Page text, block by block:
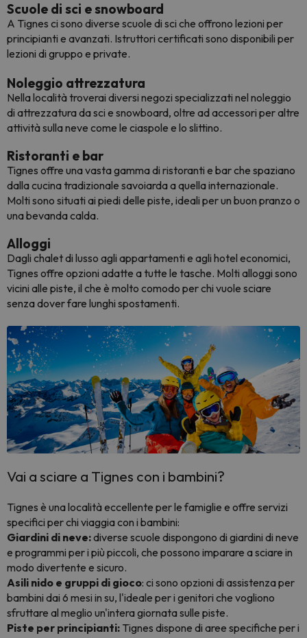
Scuole di sci e snowboard
A Tignes ci sono diverse scuole di sci che offrono lezioni per
principianti e avanzati. Istruttori certificati sono disponibili per
lezioni di gruppo e private.
Noleggio attrezzatura
Nella località troverai diversi negozi specializzati nel noleggio
di attrezzatura da sci e snowboard, oltre ad accessori per altre
attività sulla neve come le ciaspole e lo slittino.
Ristoranti e bar
Tignes offre una vasta gamma di ristoranti e bar che spaziano
dalla cucina tradizionale savoiarda a quella internazionale.
Molti sono situati ai piedi delle piste, ideali per un buon pranzo o
una bevanda calda.
Alloggi
Dagli chalet di lusso agli appartamenti e agli hotel economici,
Tignes offre opzioni adatte a tutte le tasche. Molti alloggi sono
vicini alle piste, il che è molto comodo per chi vuole sciare
senza dover fare lunghi spostamenti.
Vai a sciare a Tignes con i bambini?
Tignes è una località eccellente per le famiglie e offre servizi
specifici per chi viaggia con i bambini:
Giardini di neve:diverse scuole dispongono di giardini di neve
e programmi per i più piccoli, che possono imparare a sciare in
modo divertente e sicuro.
Asili nido e gruppi di gioco: ci sono opzioni di assistenza per
bambini dai 6 mesi in su, l'ideale per i genitori che vogliono
sfruttare al meglio un'intera giornata sulle piste.
Piste per principianti: Tignes dispone di aree specifiche per i